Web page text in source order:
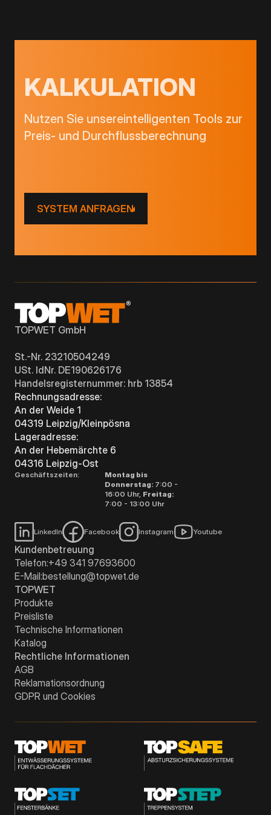
KALKULATION
Nutzen Sie unsereintelligenten Tools zur
Preis- und Durchflussberechnung
SYSTEM ANFRAGEN
TOPWET GmbH
St.-Nr. 23210504249
USt. IdNr. DE190626176
Handelsregisternummer: hrb 13854
Rechnungsadresse:
An der Weide 1
04319 Leipzig/Kleinpösna
Lageradresse:
An der Hebemärchte 6
04316 Leipzig-Ost
Geschäftszeiten:
Montag bis
Donnerstag: 7:00 -
16:00 Uhr, Freitag:
7:00 - 13:00 Uhr
LinkedIn Facebook Instagram Youtube
Kundenbetreuung
Telefon:+49 341 97693600
E-Mail:bestellung@topwet.de
TOPWET
Produkte
Preisliste
Technische Informationen
Katalog
Rechtliche Informationen
AGB
Reklamationsordnung
GDPR und Cookies